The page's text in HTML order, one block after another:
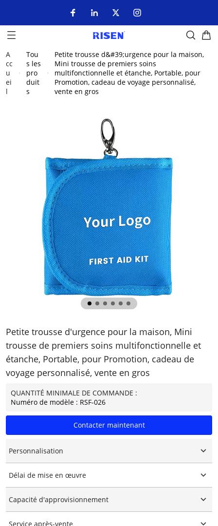
A
cc
u
ei
l
Tou
s les
pro
duit
s
Petite trousse d&#39;urgence pour la maison,
Mini trousse de premiers soins
multifonctionnelle et étanche, Portable, pour
Promotion, cadeau de voyage personnalisé,
vente en gros
Petite trousse d'urgence pour la maison, Mini
trousse de premiers soins multifonctionnelle et
étanche, Portable, pour Promotion, cadeau de
voyage personnalisé, vente en gros
QUANTITÉ MINIMALE DE COMMANDE :
Numéro de modèle : RSF-026
Contacter maintenant
Personnalisation
Emballage personnalisé
Délai de mise en œuvre
Capacité d'approvisionnement
Service après-vente